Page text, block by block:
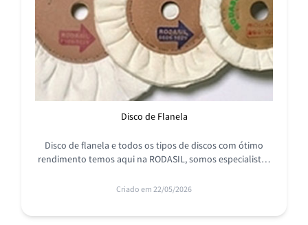
Disco de Flanela
Disco de flanela e todos os tipos de discos com ótimo
rendimento temos aqui na RODASIL, somos especialistas
Criado em 22/05/2026